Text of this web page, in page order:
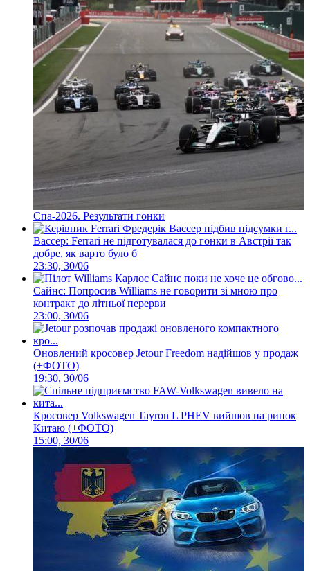
Спа-2026. Результати гонки
Вассер: Ferrari не підготувалася до гонки в Австрії так
добре, як варто було б
23:30, 30/06
Сайнс: Попросив Williams не говорити зі мною про
контракт до літньої перерви
23:00, 30/06
Оновлений кросовер Jetour Freedom надійшов у продаж
(+ФОТО)
19:30, 30/06
Кросовер Volkswagen Tayron L PHEV вийшов на ринок
Китаю (+ФОТО)
15:00, 30/06